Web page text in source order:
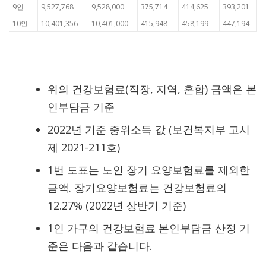
9인
9,527,768 9,528,000 375,714 414,625
393,201
10인
10,401,356 10,401,000 415,948 458,199 447,194
위의 건강보험료(직장, 지역, 혼합) 금액은 본
인부담금 기준
2022년 기준 중위소득 값 (보건복지부 고시
제 2021-211호)
1번 도표는 노인 장기 요양보험료를 제외한
금액. 장기요양보험료는 건강보험료의
12.27% (2022년 상반기 기준)
1인 가구의 건강보험료 본인부담금 산정 기
준은 다음과 같습니다.